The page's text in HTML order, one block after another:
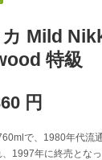
Mild
特
円
で、1980年代流
1997年に終売とな